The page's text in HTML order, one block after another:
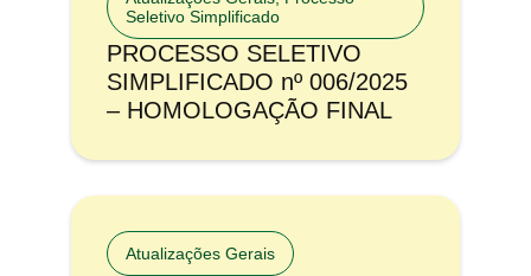
Seletivo Simplificado
PROCESSO SELETIVO
SIMPLIFICADO nº 006/2025
– HOMOLOGAÇÃO FINAL
Atualizações Gerais